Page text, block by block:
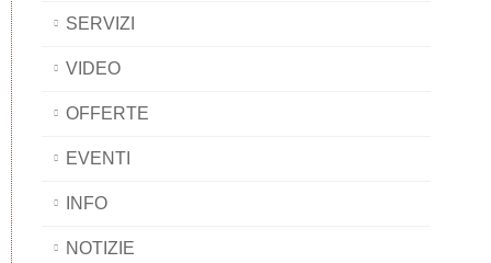
SERVIZI
VIDEO
OFFERTE
EVENTI
INFO
NOTIZIE